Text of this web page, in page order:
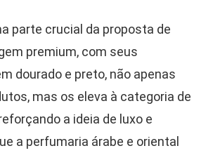
parte crucial da proposta de
premium, com seus
dourado e preto, não apenas
mas os eleva à categoria de
a ideia de luxo e
a perfumaria árabe e oriental